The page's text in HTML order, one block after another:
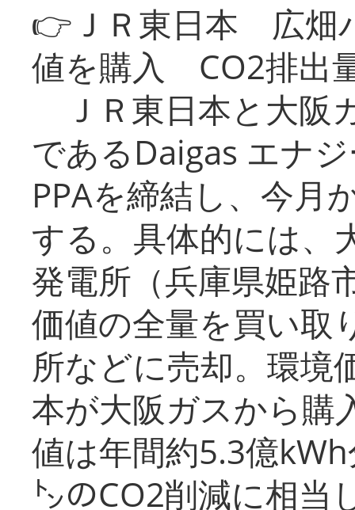
👉ＪＲ東日本 広畑
値を購入 CO2排出
ＪＲ東日本と大阪
であるDaigas エナ
PPAを締結し、今月
する。具体的には、
発電所（兵庫県姫路
価値の全量を買い取
所などに売却。環境
本が大阪ガスから購
値は年間約5.3億
㌧のCO2削減に相当